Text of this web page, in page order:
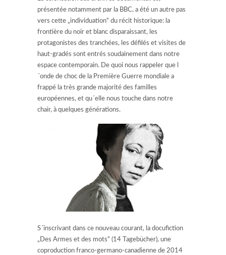
présentée notamment par la BBC, a été un autre pas
vers cette „individuation“ du récit historique: la
frontière du noir et blanc disparaissant, les
protagonistes des tranchées, les défilés et visites de
haut-gradés sont entrés soudainement dans notre
espace contemporain. De quoi nous rappeler que l
´onde de choc de la Première Guerre mondiale a
frappé la très grande majorité des familles
européennes, et qu´elle nous touche dans notre
chair, à quelques générations.
S´inscrivant dans ce nouveau courant, la docufiction
„Des Armes et des mots“ (14 Tagebücher), une
coproduction franco-germano-canadienne de 2014